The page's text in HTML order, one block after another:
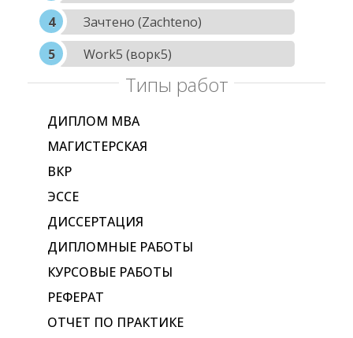
Зачтено (Zachteno)
Work5 (ворк5)
Типы работ
ДИПЛОМ МВА
МАГИСТЕРСКАЯ
ВКР
ЭССЕ
ДИССЕРТАЦИЯ
ДИПЛОМНЫЕ РАБОТЫ
КУРСОВЫЕ РАБОТЫ
РЕФЕРАТ
ОТЧЕТ ПО ПРАКТИКЕ